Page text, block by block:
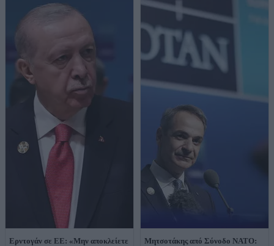
Ερντογάν σε ΕΕ: «Μην αποκλείετε
Μητσοτάκης από Σύνοδο ΝΑΤΟ: